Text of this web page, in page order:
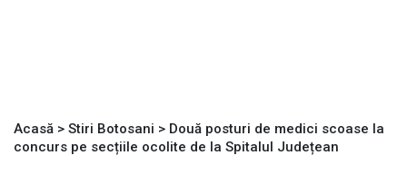
Acasă > Stiri Botosani > Două posturi de medici scoase la
concurs pe secțiile ocolite de la Spitalul Județean